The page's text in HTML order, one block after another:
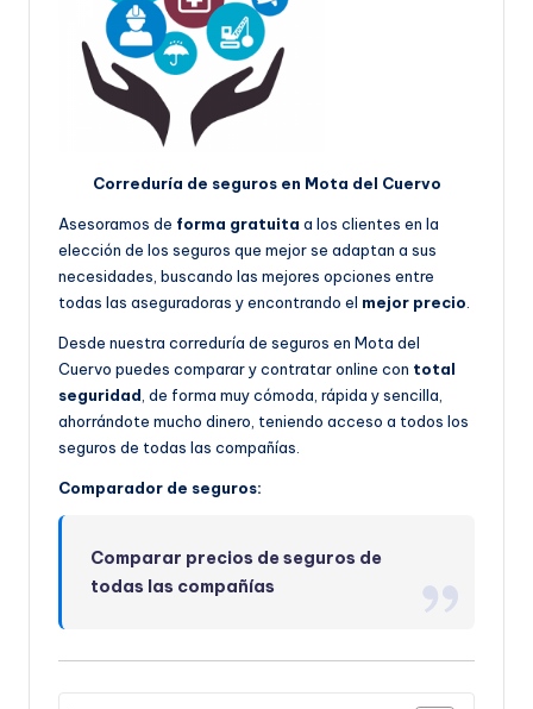
Correduría de seguros en Mota del Cuervo
Asesoramos de forma gratuita a los clientes en la
elección de los seguros que mejor se adaptan a sus
necesidades, buscando las mejores opciones entre
todas las aseguradoras y encontrando el mejor precio.
Desde nuestra correduría de seguros en Mota del
Cuervo puedes comparar y contratar online con total
seguridad, de forma muy cómoda, rápida y sencilla,
ahorrándote mucho dinero, teniendo acceso a todos los
seguros de todas las compañías.
Comparador de seguros:
Comparar precios de seguros de
todas las compañías